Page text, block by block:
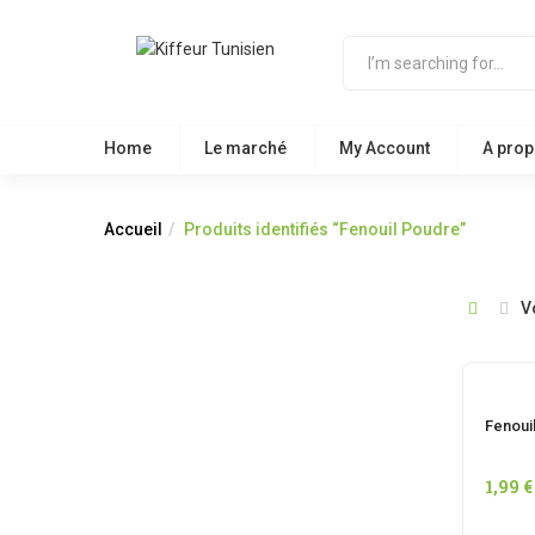
Home Le marché My Account A
Accueil Produits identifiés “Fenouil Poudre”
1,99 €